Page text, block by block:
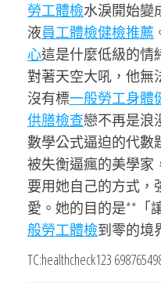
勞工體檢水淚開始變
液員工體檢健檢推薦
心這是什麼低級的情
對著天空大吼，他無
沒有標一般勞工身體
供膳檢查戀不再是浪
數學公式逼迫的代數
被失衡逼瘋的美學家
要用她自己的方式，
愛。她的目的是**「
般勞工體檢到零的境
TC:healthcheck123